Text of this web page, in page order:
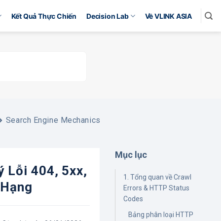
Kết Quả Thực Chiến Decision Lab Về VLINK ASIA
Search Engine Mechanics
Lỗi 404, 5xx,
Mục lục
1. Tổng quan về Crawl
Errors & HTTP Status
Codes
Bảng phân loại HTTP